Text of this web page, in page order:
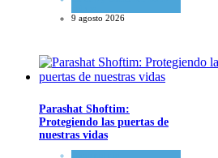
9 agosto 2026
Parashat Shoftim:
Protegiendo las puertas de
nuestras vidas